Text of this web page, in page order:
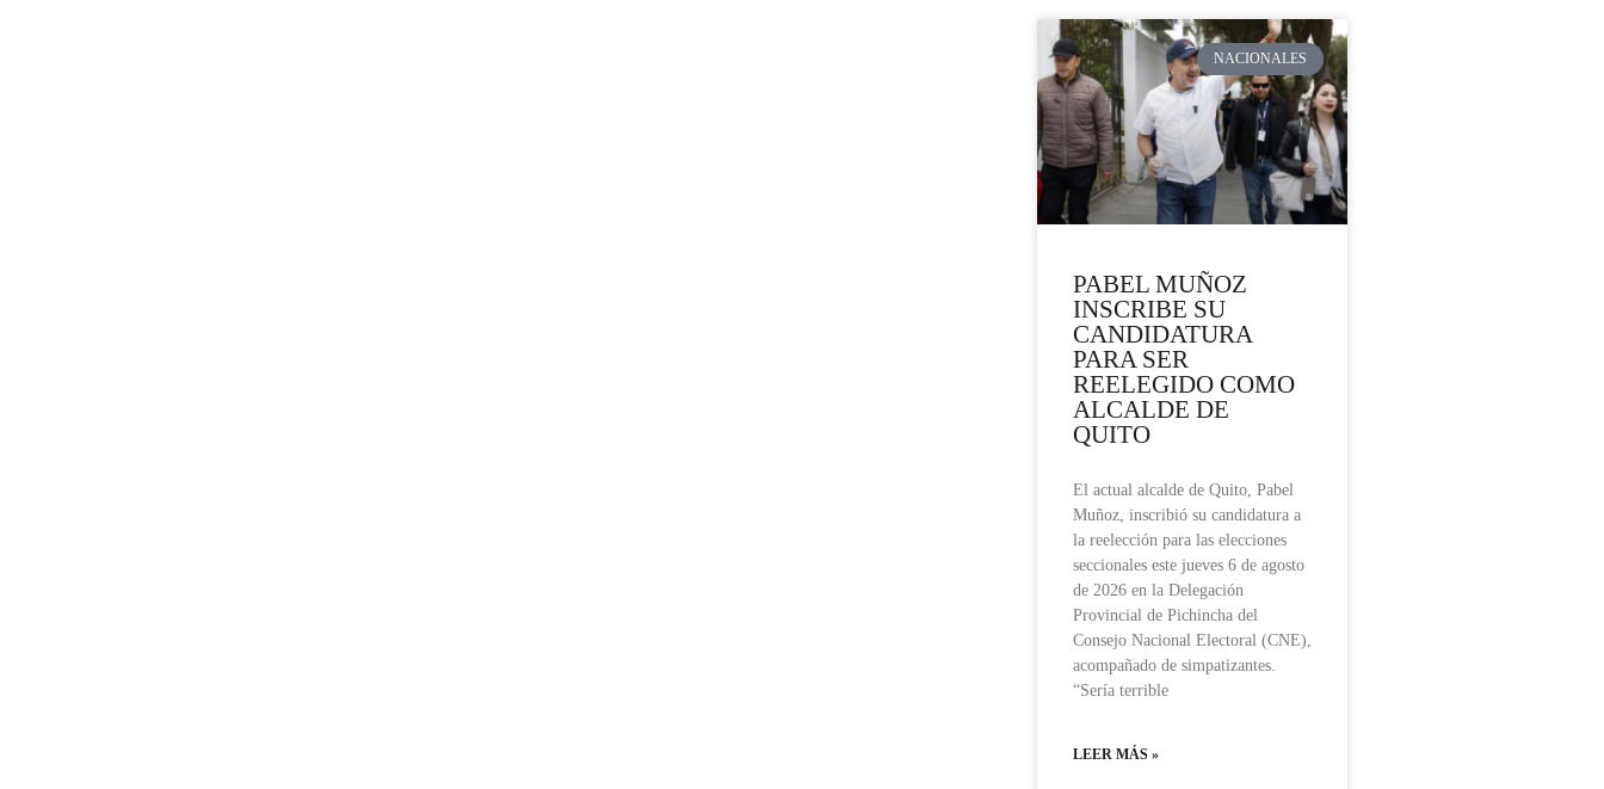
NACIONALES
PABEL MUÑOZ
INSCRIBE SU
CANDIDATURA
PARA SER
REELEGIDO COMO
ALCALDE DE
QUITO
El actual alcalde de Quito, Pabel
Muñoz, inscribió su candidatura a
la reelección para las elecciones
seccionales este jueves 6 de agosto
de 2026 en la Delegación
Provincial de Pichincha del
Consejo Nacional Electoral (CNE),
acompañado de simpatizantes.
“Sería terrible
LEER MÁS »